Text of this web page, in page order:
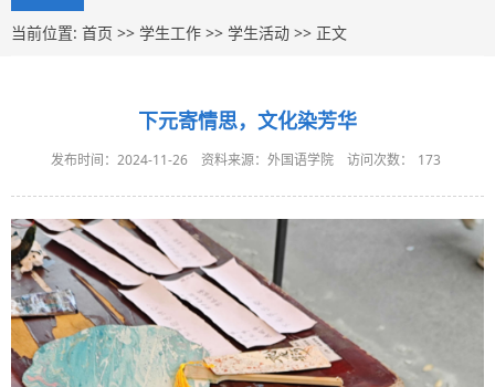
当前位置: 首页 >> 学生工作 >> 学生活动 >> 正文
下元寄情思，文化染芳华
发布时间：2024-11-26 资料来源：外国语学院 访问次数： 173